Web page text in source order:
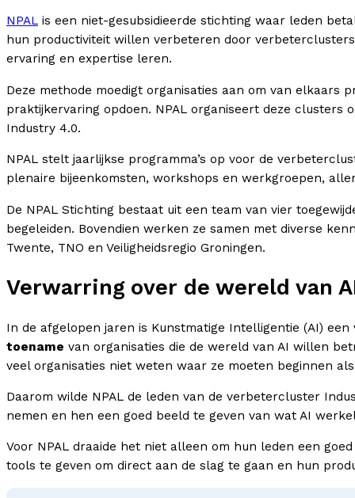
NPAL is een niet-gesubsidieerde stichting waar leden
hun productiviteit willen verbeteren door
ervaring en expertise leren.
Deze methode moedigt organisaties aan om van elkaars
praktijkervaring opdoen. NPAL organiseert deze clusters
Industry 4.0.
NPAL stelt jaarlijkse programma’s op voor de
plenaire bijeenkomsten, workshops en werkgroepen,
De NPAL Stichting bestaat uit een team van vier
begeleiden. Bovendien werken ze samen met diverse
Twente, TNO en Veiligheidsregio Groningen.
Verwarring over de wereld van
In de afgelopen jaren is Kunstmatige Intelligentie (AI)
toename van organisaties die de wereld van AI willen
veel organisaties niet weten waar ze moeten beginnen
Daarom wilde NPAL de leden van de verbetercluster
nemen en hen een goed beeld te geven van wat AI
Voor NPAL draaide het niet alleen om hun leden een
tools te geven om direct aan de slag te gaan en hun